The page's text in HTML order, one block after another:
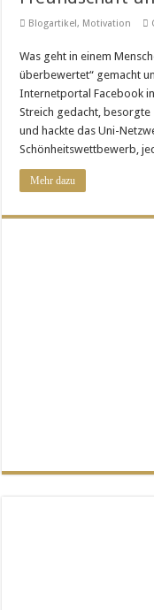
Schuldenuhr in
Deutsche Bank auch
Fiatgeld – kurz gesagt
Wie die EZB Geld
Kaufkraft – kurz gesagt
Blogartikel, Motivation
Was geht in einem
überbewertet“ gemacht
Internetportal Facebook
Streich gedacht,
und hackte das Uni-
Schönheitswettbewerb,
Mehr dazu